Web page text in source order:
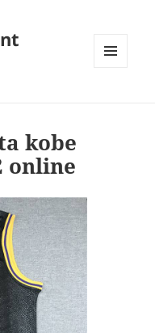
kobe
online